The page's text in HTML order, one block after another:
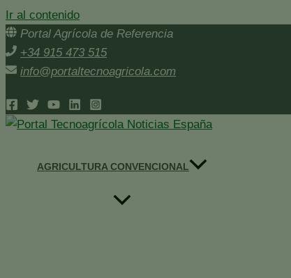
Ir al contenido
Portal Agrícola de Referencia
+34 915 473 515
info@portaltecnoagricola.com
AGRICULTURA CONVENCIONAL